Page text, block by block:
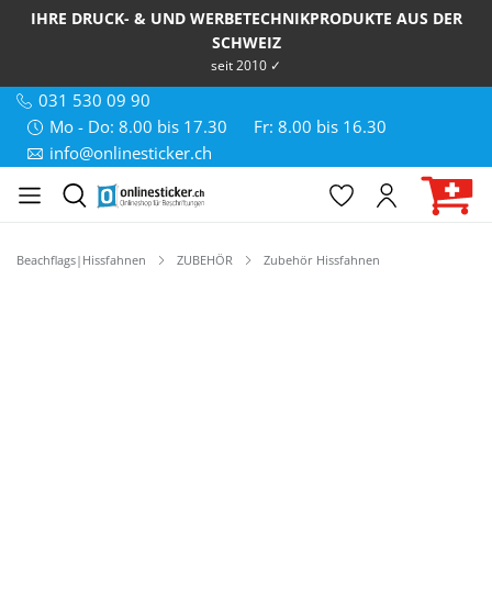
IHRE DRUCK- & UND WERBETECHNIKPRODUKTE AUS DER
SCHWEIZ
seit 2010 ✓
031 530 09 90
Mo - Do: 8.00 bis 17.30
Fr: 8.00 bis 16.30
info@onlinesticker.ch
Beachflags|Hissfahnen ZUBEHÖR Zubehör Hissfahnen